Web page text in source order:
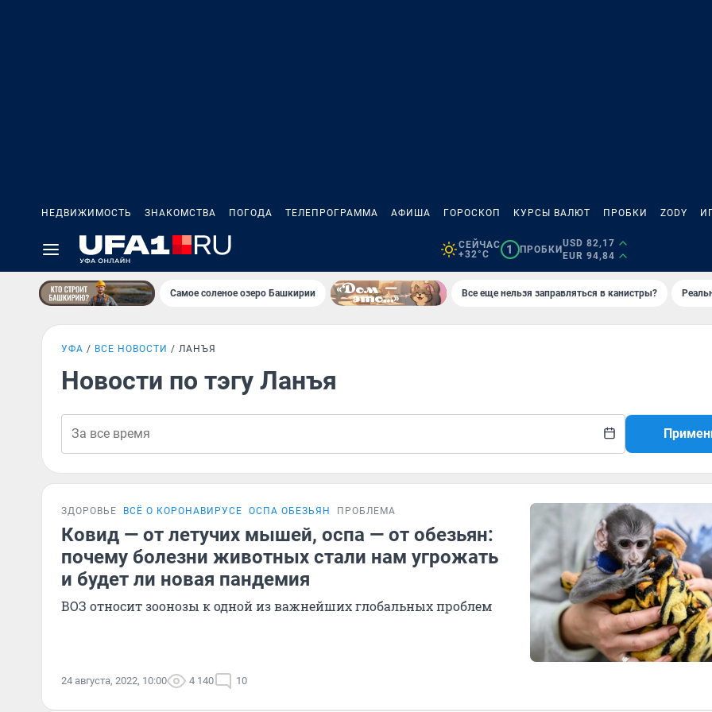
НЕДВИЖИМОСТЬ ЗНАКОМСТВА ПОГОДА ТЕЛЕПРОГРАММА АФИША ГОРОСКОП КУРСЫ ВАЛЮТ ПРОБКИ ZODY
СЕЙЧАС
+32°C
1 ПРОБКИ
USD 82,17
EUR 94,84
Самое соленое озеро Башкирии Все еще нельзя заправляться в канистры?
УФА ВСЕ НОВОСТИ ЛАНЪЯ
Новости по тэгу Ланъя
ЗДОРОВЬЕ ВСЁ О КОРОНАВИРУСЕ ОСПА ОБЕЗЬЯН ПРОБЛЕМА
Ковид — от летучих мышей, оспа — от обезьян:
почему болезни животных стали нам угрожать
и будет ли новая пандемия
ВОЗ относит зоонозы к одной из важнейших глобальных проблем
24 августа, 2022, 10:00 4 140 10